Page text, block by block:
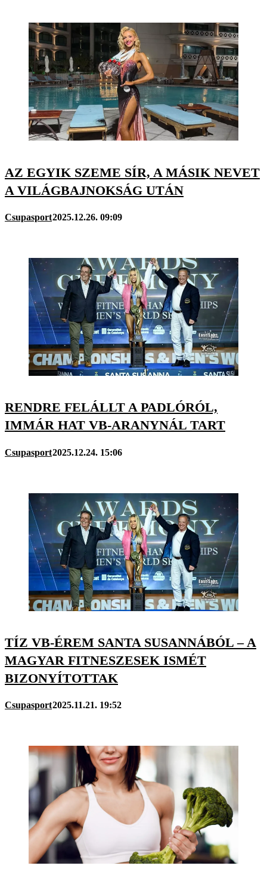
AZ EGYIK SZEME SÍR, A MÁSIK NEVET
A VILÁGBAJNOKSÁG UTÁN
Csupasport2025.12.26. 09:09
RENDRE FELÁLLT A PADLÓRÓL,
IMMÁR HAT VB-ARANYNÁL TART
Csupasport2025.12.24. 15:06
TÍZ VB-ÉREM SANTA SUSANNÁBÓL – A
MAGYAR FITNESZESEK ISMÉT
BIZONYÍTOTTAK
Csupasport2025.11.21. 19:52